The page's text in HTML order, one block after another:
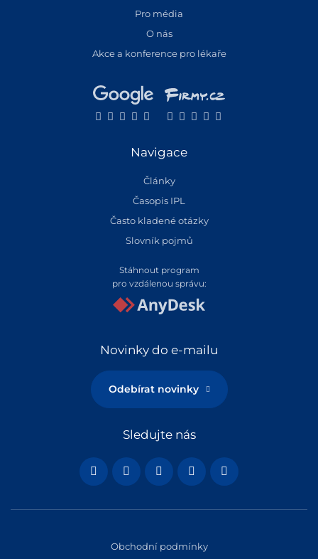
Pro média
O nás
Akce a konference pro lékaře
Navigace
Články
Časopis IPL
Často kladené otázky
Slovník pojmů
Stáhnout program
pro vzdálenou správu:
Novinky do e-mailu
Odebírat novinky
Sledujte nás
Obchodní podmínky